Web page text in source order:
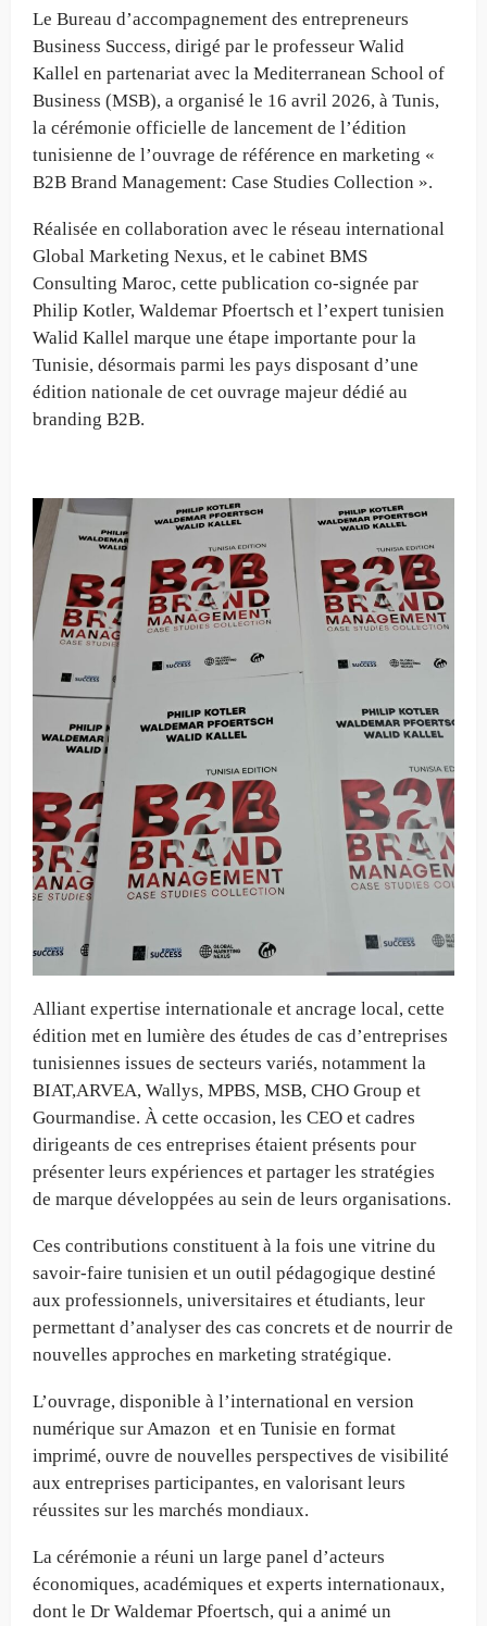
Le Bureau d’accompagnement des entrepreneurs
Business Success, dirigé par le professeur Walid
Kallel en partenariat avec la Mediterranean School of
Business (MSB), a organisé le 16 avril 2026, à Tunis,
la cérémonie officielle de lancement de l’édition
tunisienne de l’ouvrage de référence en marketing «
B2B Brand Management: Case Studies Collection ».
Réalisée en collaboration avec le réseau international
Global Marketing Nexus, et le cabinet BMS
Consulting Maroc, cette publication co-signée par
Philip Kotler, Waldemar Pfoertsch et l’expert tunisien
Walid Kallel marque une étape importante pour la
Tunisie, désormais parmi les pays disposant d’une
édition nationale de cet ouvrage majeur dédié au
branding B2B.
Alliant expertise internationale et ancrage local, cette
édition met en lumière des études de cas d’entreprises
tunisiennes issues de secteurs variés, notamment la
BIAT,ARVEA, Wallys, MPBS, MSB, CHO Group et
Gourmandise. À cette occasion, les CEO et cadres
dirigeants de ces entreprises étaient présents pour
présenter leurs expériences et partager les stratégies
de marque développées au sein de leurs organisations.
Ces contributions constituent à la fois une vitrine du
savoir-faire tunisien et un outil pédagogique destiné
aux professionnels, universitaires et étudiants, leur
permettant d’analyser des cas concrets et de nourrir de
nouvelles approches en marketing stratégique.
L’ouvrage, disponible à l’international en version
numérique sur Amazon et en Tunisie en format
imprimé, ouvre de nouvelles perspectives de visibilité
aux entreprises participantes, en valorisant leurs
réussites sur les marchés mondiaux.
La cérémonie a réuni un large panel d’acteurs
économiques, académiques et experts internationaux,
dont le Dr Waldemar Pfoertsch, qui a animé un